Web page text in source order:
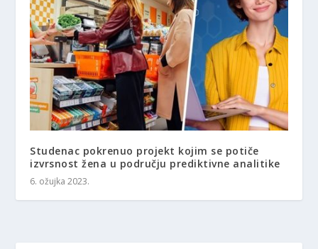
Studenac pokrenuo projekt kojim se potiče
izvrsnost žena u području prediktivne analitike
6. ožujka 2023.